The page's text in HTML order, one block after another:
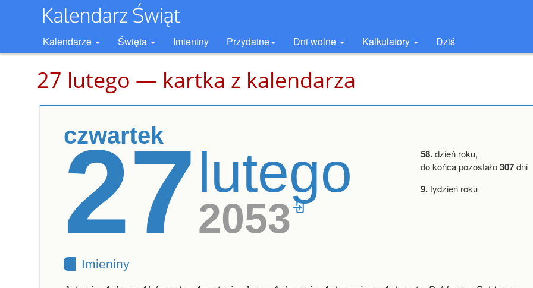
Kalendarze Święta Imieniny Przydatne Dni wolne Kalkulatory Dziś
27 lutego — kartka z kalendarza
czwartek
27lutego
2053
58.dzień roku,
do końca pozostało307dni
9.tydzień roku
Imieniny